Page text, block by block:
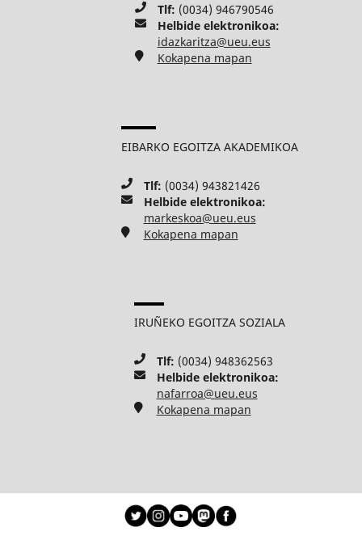
Tlf: (0034) 946790546
Helbide elektronikoa:
idazkaritza@ueu.eus
Kokapena mapan
EIBARKO EGOITZA AKADEMIKOA
Tlf: (0034) 943821426
Helbide elektronikoa:
markeskoa@ueu.eus
Kokapena mapan
IRUÑEKO EGOITZA SOZIALA
Tlf: (0034) 948362563
Helbide elektronikoa:
nafarroa@ueu.eus
Kokapena mapan